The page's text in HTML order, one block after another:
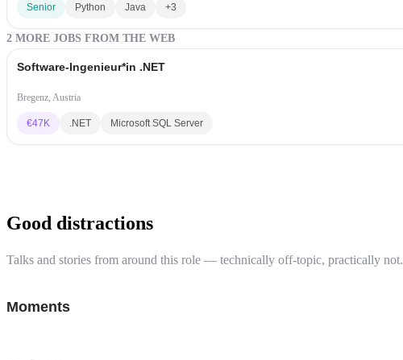
Senior Python Java +3
2 MORE JOBS FROM THE WEB
Software-Ingenieur*in .NET
Bregenz, Austria
€47K .NET Microsoft SQL Server
Good distractions
Talks and stories from around this role — technically off-topic, practically not.
Moments